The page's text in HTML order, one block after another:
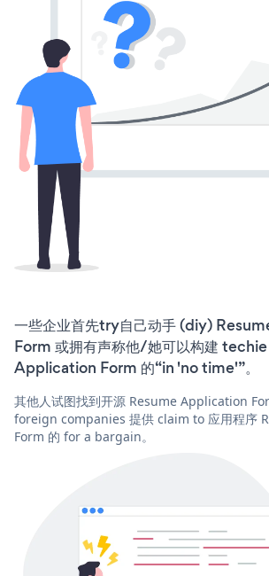
一些企业首先try自己动手 (diy)
Form 或拥有声称他/她可以构建
Application Form 的“in 'no time'”。
其他人试图找到开源 Resume Application
foreign companies 提供 claim to 应用程序
Form 的 for a bargain。